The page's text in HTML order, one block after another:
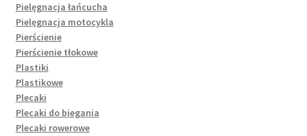
Pielęgnacja łańcucha
Pielęgnacja motocykla
Pierścienie
Pierścienie tłokowe
Plastiki
Plastikowe
Plecaki
Plecaki do biegania
Plecaki rowerowe